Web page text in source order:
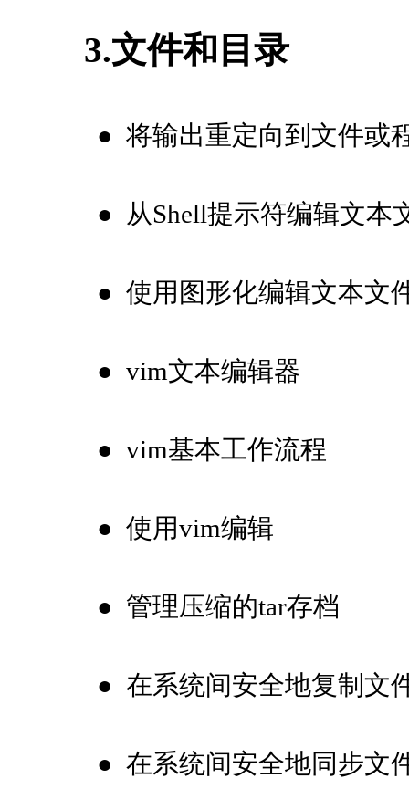
3.文件和目录
● 将输出重定向到文件或
● 从Shell提示符编辑文本
● 使用图形化编辑文本文
● vim文本编辑器
● vim基本工作流程
● 使用vim编辑
● 管理压缩的tar存档
● 在系统间安全地复制文
● 在系统间安全地同步文